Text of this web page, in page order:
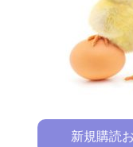
新規購読